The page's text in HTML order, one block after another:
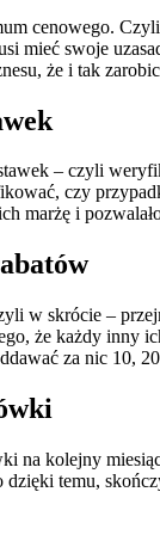
cenowego.
mieć swoje
że i tak
– czyli
czy
marżę i
w skrócie –
że każdy inny
za nic 10,
na kolejny
dzięki temu,